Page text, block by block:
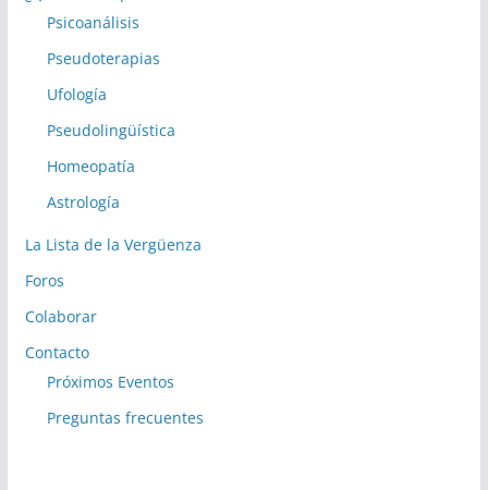
Psicoanálisis
Pseudoterapias
Ufología
Pseudolingüística
Homeopatía
Astrología
La Lista de la Vergüenza
Foros
Colaborar
Contacto
Próximos Eventos
Preguntas frecuentes